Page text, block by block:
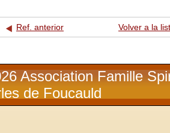
Ref. anterior Volver a la
Association Famille
de Foucauld